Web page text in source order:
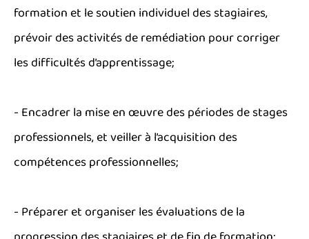
formation et le soutien individuel des stagiaires,
prévoir des activités de remédiation pour corriger
les difficultés d’apprentissage;
- Encadrer la mise en œuvre des périodes de stages
professionnels, et veiller à l’acquisition des
compétences professionnelles;
- Préparer et organiser les évaluations de la